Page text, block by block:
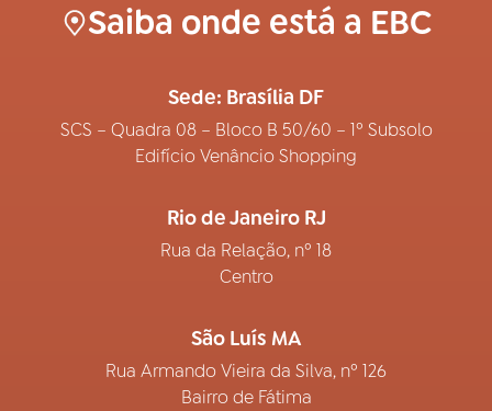
Saiba onde está a EBC
Sede: Brasília DF
SCS – Quadra 08 – Bloco B 50/60 – 1º Subsolo
Edifício Venâncio Shopping
Rio de Janeiro RJ
Rua da Relação, nº 18
Centro
São Luís MA
Rua Armando Vieira da Silva, nº 126
Bairro de Fátima